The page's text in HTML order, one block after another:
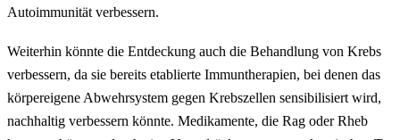
Autoimmunität verbessern.
Weiterhin könnte die Entdeckung auch die Behandlung von Krebs
verbessern, da sie bereits etablierte Immuntherapien, bei denen das
körpereigene Abwehrsystem gegen Krebszellen sensibilisiert wird,
nachhaltig verbessern könnte. Medikamente, die Rag oder Rheb